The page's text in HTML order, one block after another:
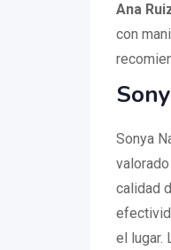
Ana
con
Sonya
calidad
el lugar.